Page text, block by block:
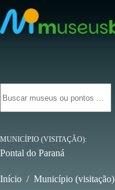
para
o
conteúdo
resultados
MUNICÍPIO (VISITAÇÃO)
Pontal do Paraná
Início / Município (visitação)